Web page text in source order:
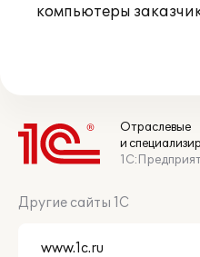
компьютеры
Отраслевые
и
Другие сайты 1С